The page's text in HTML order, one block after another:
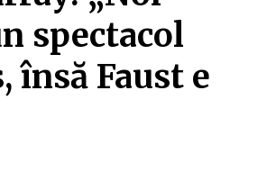
spectacol
însă Faust e